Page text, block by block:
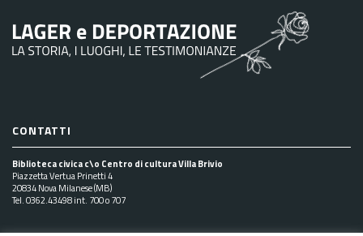
CONTATTI
Biblioteca civica c\o Centro di cultura Villa Brivio
Piazzetta Vertua Prinetti 4
20834 Nova Milanese (MB)
Tel. 0362.43498 int. 700 o 707